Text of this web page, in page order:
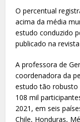
O percentual
acima da média
estudo conduzido
publicado na
A professora de
coordenadora da
estudo tão robusto
108 mil
2021, em seis
Chile, Honduras,